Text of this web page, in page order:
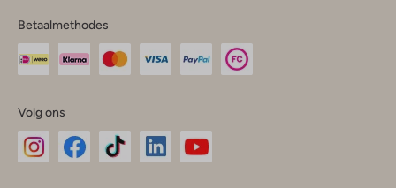
Betaalmethodes
Volg ons